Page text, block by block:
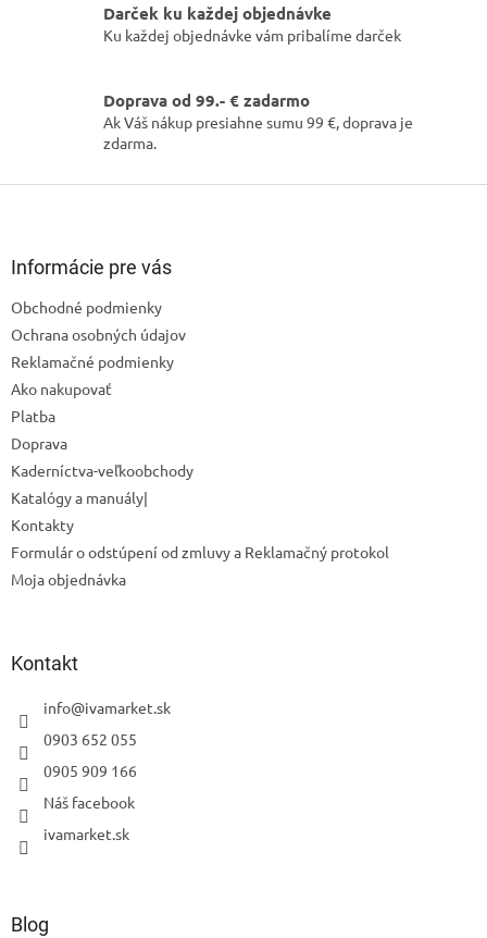
Darček ku každej objednávke
Ku každej objednávke vám pribalíme darček
Doprava od 99.- € zadarmo
Ak Váš nákup presiahne sumu 99 €, doprava je
zdarma.
Informácie pre vás
Obchodné podmienky
Ochrana osobných údajov
Reklamačné podmienky
Ako nakupovať
Platba
Doprava
Kaderníctva-veľkoobchody
Katalógy a manuály|
Kontakty
Formulár o odstúpení od zmluvy a Reklamačný protokol
Moja objednávka
Kontakt
info@ivamarket.sk
0903 652 055
0905 909 166
Náš facebook
ivamarket.sk
Blog